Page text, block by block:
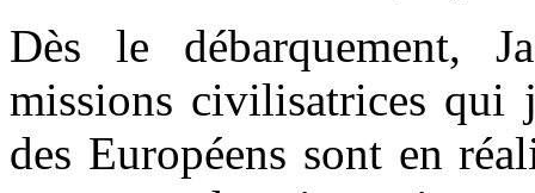
Dès le débarquement,
missions civilisatrices qui
des Européens sont en